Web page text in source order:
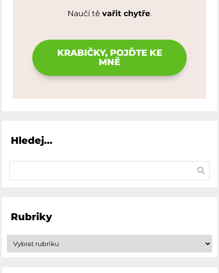
Naučí tě vařit chytře.
KRABIČKY, POJĎTE KE
MNĚ
Hledej…
Rubriky